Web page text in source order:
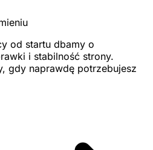
od startu dbamy o
i stabilność strony.
gdy naprawdę potrzebujesz